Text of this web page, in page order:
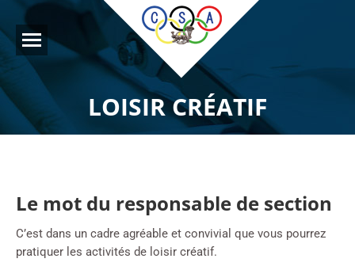
LOISIR CRÉATIF
Le mot du responsable de section
C’est dans un cadre agréable et convivial que vous pourrez
pratiquer les activités de loisir créatif.